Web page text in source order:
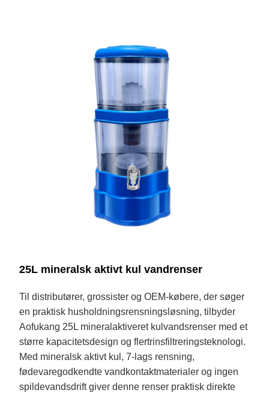
25L mineralsk aktivt kul vandrenser
Til distributører, grossister og OEM-købere, der søger
en praktisk husholdningsrensningsløsning, tilbyder
Aofukang 25L mineralaktiveret kulvandsrenser med et
større kapacitetsdesign og flertrinsfiltreringsteknologi.
Med mineralsk aktivt kul, 7-lags rensning,
fødevaregodkendte vandkontaktmaterialer og ingen
spildevandsdrift giver denne renser praktisk direkte